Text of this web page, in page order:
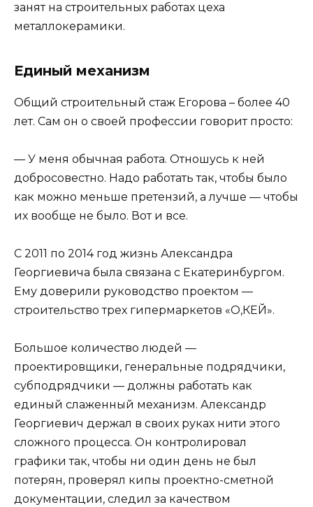
занят на строительных работах цеха
металлокерамики.
Единый механизм
Общий строительный стаж Егорова – более 40
лет. Сам он о своей профессии говорит просто:
— У меня обычная работа. Отношусь к ней
добросовестно. Надо работать так, чтобы было
как можно меньше претензий, а лучше — чтобы
их вообще не было. Вот и все.
С 2011 по 2014 год жизнь Александра
Георгиевича была связана с Екатеринбургом.
Ему доверили руководство проектом —
строительство трех гипермаркетов «О,КЕЙ».
Большое количество людей —
проектировщики, генеральные подрядчики,
субподрядчики — должны работать как
единый слаженный механизм. Александр
Георгиевич держал в своих руках нити этого
сложного процесса. Он контролировал
графики так, чтобы ни один день не был
потерян, проверял кипы проектно-сметной
документации, следил за качеством